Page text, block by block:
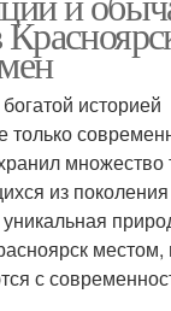
историей
только
множество
из
местом,
с